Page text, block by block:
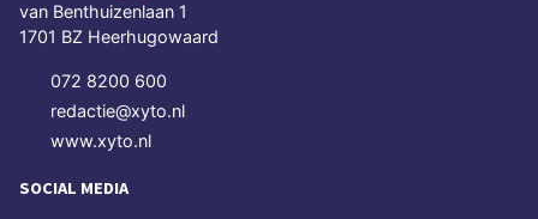
van Benthuizenlaan 1
1701 BZ Heerhugowaard
072 8200 600
redactie@xyto.nl
www.xyto.nl
SOCIAL MEDIA